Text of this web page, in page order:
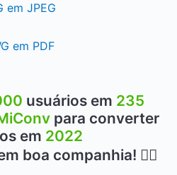
em JPEG
em PDF
usuários em 235
para converter
em 2022
boa companhia! 👍🏻